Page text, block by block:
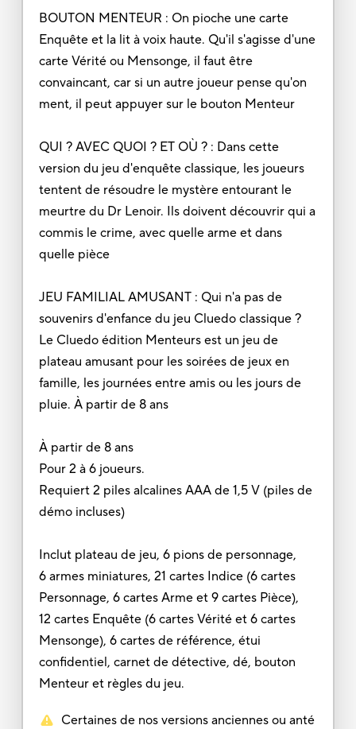
BOUTON MENTEUR : On pioche une carte
Enquête et la lit à voix haute. Qu'il s'agisse d'une
carte Vérité ou Mensonge, il faut être
convaincant, car si un autre joueur pense qu'on
ment, il peut appuyer sur le bouton Menteur
QUI ? AVEC QUOI ? ET OÙ ? : Dans cette
version du jeu d'enquête classique, les joueurs
tentent de résoudre le mystère entourant le
meurtre du Dr Lenoir. Ils doivent découvrir qui a
commis le crime, avec quelle arme et dans
quelle pièce
JEU FAMILIAL AMUSANT : Qui n'a pas de
souvenirs d'enfance du jeu Cluedo classique ?
Le Cluedo édition Menteurs est un jeu de
plateau amusant pour les soirées de jeux en
famille, les journées entre amis ou les jours de
pluie. À partir de 8 ans
À partir de 8 ans
Pour 2 à 6 joueurs.
Requiert 2 piles alcalines AAA de 1,5 V (piles de
démo incluses)
Inclut plateau de jeu, 6 pions de personnage,
6 armes miniatures, 21 cartes Indice (6 cartes
Personnage, 6 cartes Arme et 9 cartes Pièce),
12 cartes Enquête (6 cartes Vérité et 6 cartes
Mensonge), 6 cartes de référence, étui
confidentiel, carnet de détective, dé, bouton
Menteur et règles du jeu.
Certaines de nos versions anciennes ou anté